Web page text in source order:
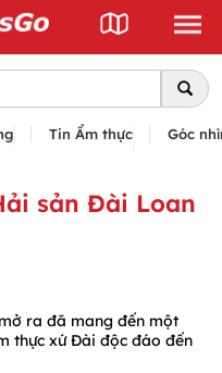
Tin Ẩm thực Góc
sản Đài Loan
ra đã mang đến một
thực xứ Đài độc đáo đến